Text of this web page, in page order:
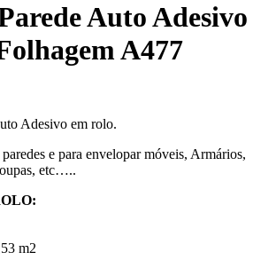
Auto Adesivo
A477
Adesivo em rolo.
e para envelopar móveis, Armários,
etc…..
m2